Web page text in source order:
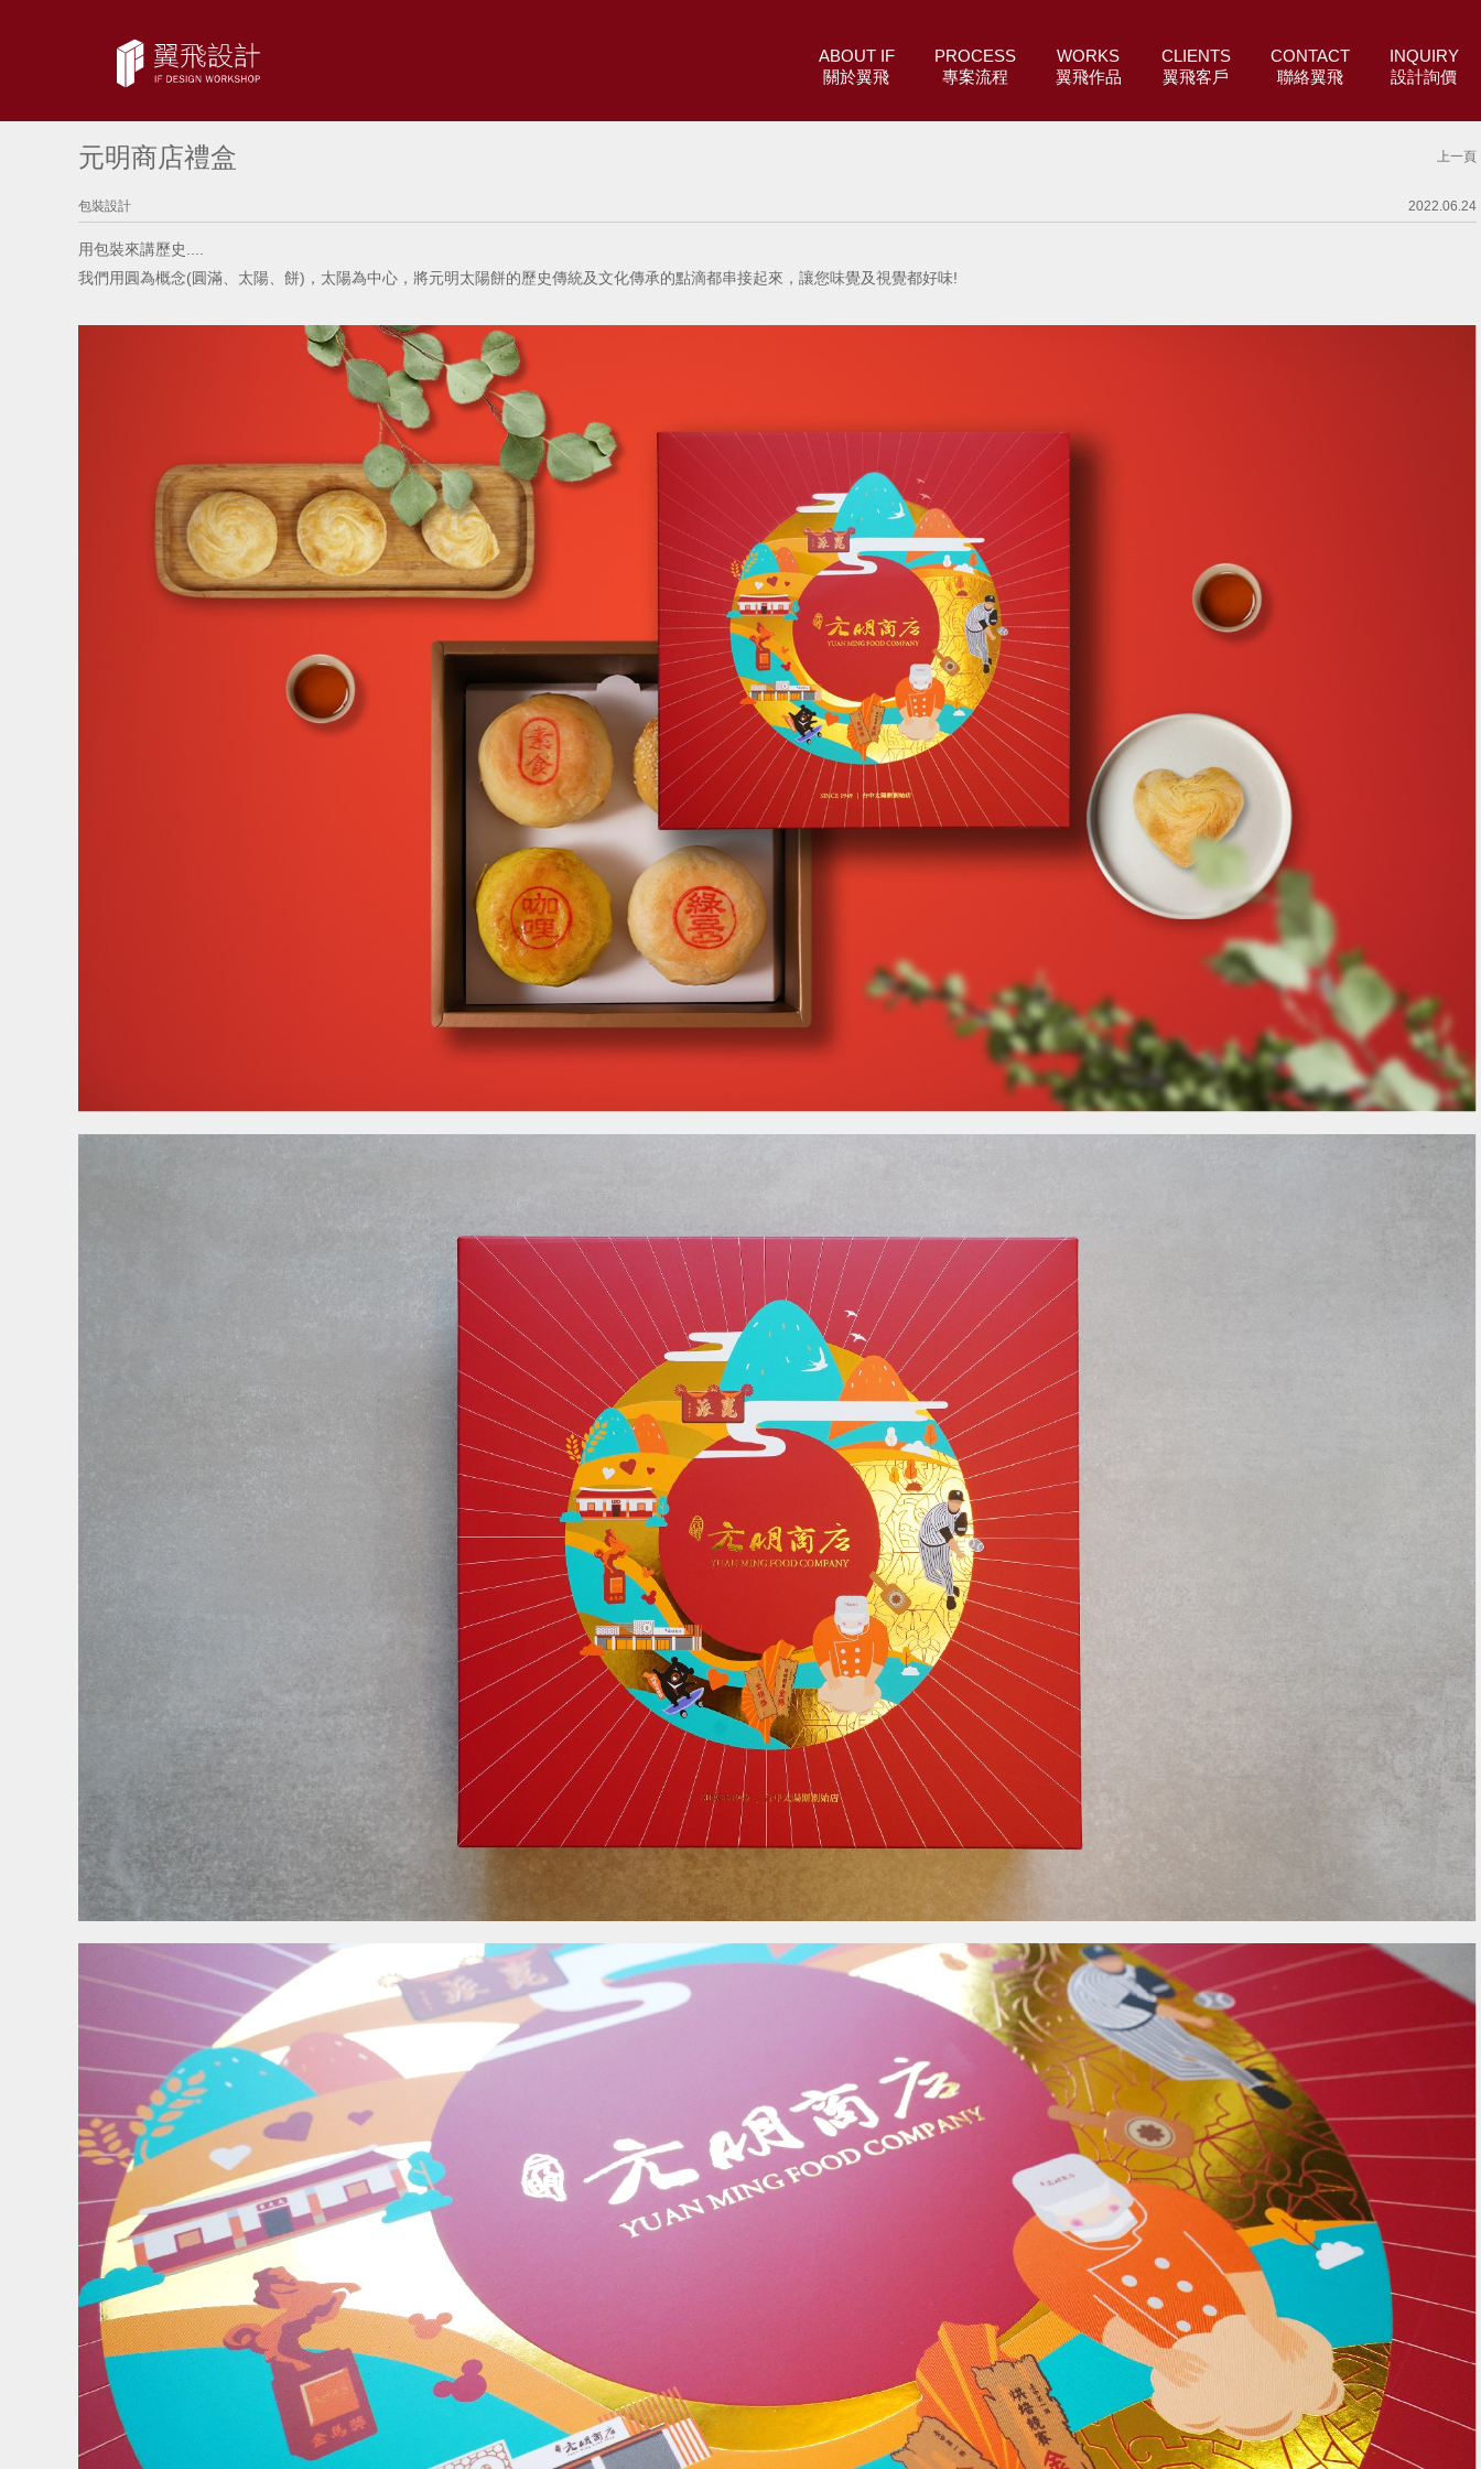
ABOUT IF
關於翼飛
PROCESS
專案流程
WORKS
翼飛作品
CLIENTS
翼飛客戶
CONTACT
聯絡翼飛
INQUIRY
設計詢價
元明商店禮盒 上一頁
包裝設計 2022.06.24
用包裝來講歷史....
我們用圓為概念(圓滿、太陽、餅)，太陽為中心，將元明太陽餅的歷史傳統及文化傳承的點滴都串接起來，讓您味覺及視覺都好味!